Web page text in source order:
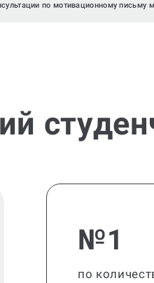
по мотивационному письму
№1
по